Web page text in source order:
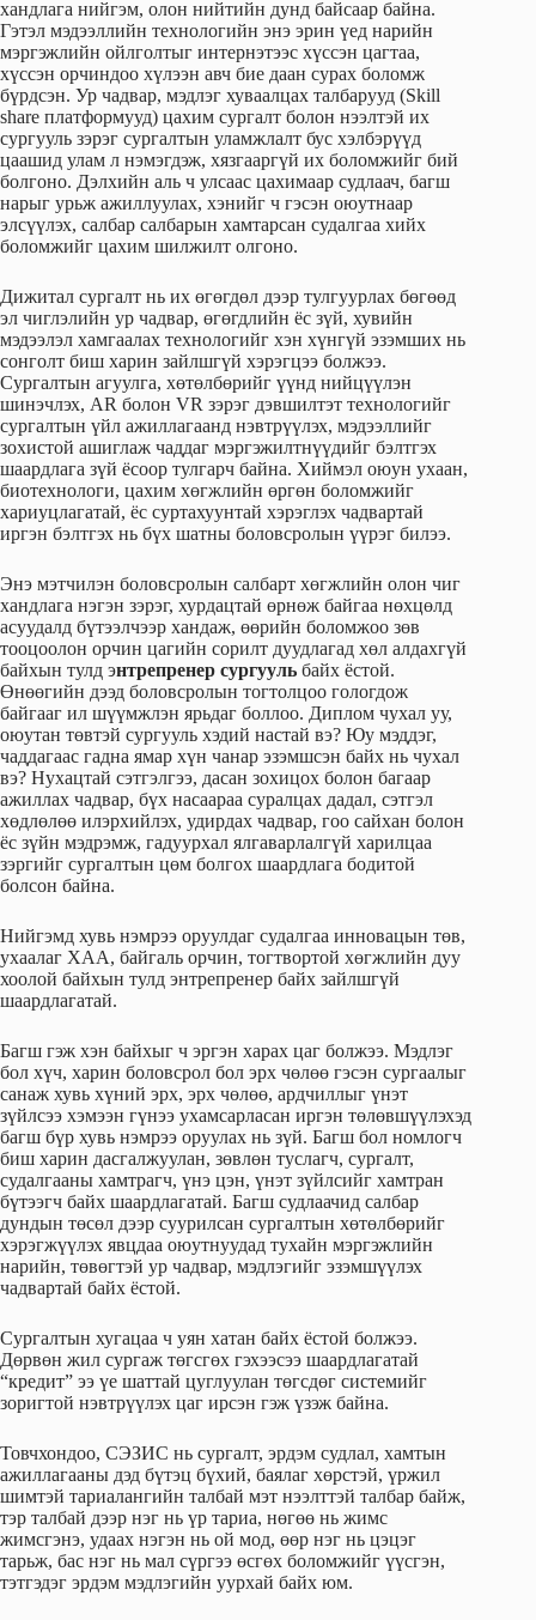
хандлага нийгэм, олон нийтийн дунд байсаар байна.
Гэтэл мэдээллийн технологийн энэ эрин үед нарийн
мэргэжлийн ойлголтыг интернэтээс хүссэн цагтаа,
хүссэн орчиндоо хүлээн авч бие даан сурах боломж
бүрдсэн. Ур чадвар, мэдлэг хуваалцах талбарууд (Skill
share платформууд) цахим сургалт болон нээлтэй их
сургууль зэрэг сургалтын уламжлалт бус хэлбэрүүд
цаашид улам л нэмэгдэж, хязгааргүй их боломжийг бий
болгоно. Дэлхийн аль ч улсаас цахимаар судлаач, багш
нарыг урьж ажиллуулах, хэнийг ч гэсэн оюутнаар
элсүүлэх, салбар салбарын хамтарсан судалгаа хийх
боломжийг цахим шилжилт олгоно.
Дижитал сургалт нь их өгөгдөл дээр тулгуурлах бөгөөд
эл чиглэлийн ур чадвар, өгөгдлийн ёс зүй, хувийн
мэдээлэл хамгаалах технологийг хэн хүнгүй эзэмших нь
сонголт биш харин зайлшгүй хэрэгцээ болжээ.
Сургалтын агуулга, хөтөлбөрийг үүнд нийцүүлэн
шинэчлэх, AR болон VR зэрэг дэвшилтэт технологийг
сургалтын үйл ажиллагаанд нэвтрүүлэх, мэдээллийг
зохистой ашиглаж чаддаг мэргэжилтнүүдийг бэлтгэх
шаардлага зүй ёсоор тулгарч байна. Хиймэл оюун ухаан,
биотехнологи, цахим хөгжлийн өргөн боломжийг
хариуцлагатай, ёс суртахуунтай хэрэглэх чадвартай
иргэн бэлтгэх нь бүх шатны боловсролын үүрэг билээ.
Энэ мэтчилэн боловсролын салбарт хөгжлийн олон чиг
хандлага нэгэн зэрэг, хурдацтай өрнөж байгаа нөхцөлд
асуудалд бүтээлчээр хандаж, өөрийн боломжоо зөв
тооцоолон орчин цагийн сорилт дуудлагад хөл алдахгүй
байхын тулд энтрепренер сургууль байх ёстой.
Өнөөгийн дээд боловсролын тогтолцоо гологдож
байгааг ил шүүмжлэн ярьдаг боллоо. Диплом чухал уу,
оюутан төвтэй сургууль хэдий настай вэ? Юу мэддэг,
чаддагаас гадна ямар хүн чанар эзэмшсэн байх нь чухал
вэ? Нухацтай сэтгэлгээ, дасан зохицох болон багаар
ажиллах чадвар, бүх насаараа суралцах дадал, сэтгэл
хөдлөлөө илэрхийлэх, удирдах чадвар, гоо сайхан болон
ёс зүйн мэдрэмж, гадуурхал ялгаварлалгүй харилцаа
зэргийг сургалтын цөм болгох шаардлага бодитой
болсон байна.
Нийгэмд хувь нэмрээ оруулдаг судалгаа инновацын төв,
ухаалаг ХАА, байгаль орчин, тогтвортой хөгжлийн дуу
хоолой байхын тулд энтрепренер байх зайлшгүй
шаардлагатай.
Багш гэж хэн байхыг ч эргэн харах цаг болжээ. Мэдлэг
бол хүч, харин боловсрол бол эрх чөлөө гэсэн сургаалыг
санаж хувь хүний эрх, эрх чөлөө, ардчиллыг үнэт
зүйлсээ хэмээн гүнээ ухамсарласан иргэн төлөвшүүлэхэд
багш бүр хувь нэмрээ оруулах нь зүй. Багш бол номлогч
биш харин дасгалжуулан, зөвлөн туслагч, сургалт,
судалгааны хамтрагч, үнэ цэн, үнэт зүйлсийг хамтран
бүтээгч байх шаардлагатай. Багш судлаачид салбар
дундын төсөл дээр суурилсан сургалтын хөтөлбөрийг
хэрэгжүүлэх явцдаа оюутнуудад тухайн мэргэжлийн
нарийн, төвөгтэй ур чадвар, мэдлэгийг эзэмшүүлэх
чадвартай байх ёстой.
Сургалтын хугацаа ч уян хатан байх ёстой болжээ.
Дөрвөн жил сургаж төгсгөх гэхээсээ шаардлагатай
“кредит” ээ үе шаттай цуглуулан төгсдөг системийг
зоригтой нэвтрүүлэх цаг ирсэн гэж үзэж байна.
Товчхондоо, СЭЗИС нь сургалт, эрдэм судлал, хамтын
ажиллагааны дэд бүтэц бүхий, баялаг хөрстэй, үржил
шимтэй тариалангийн талбай мэт нээлттэй талбар байж,
тэр талбай дээр нэг нь үр тариа, нөгөө нь жимс
жимсгэнэ, удаах нэгэн нь ой мод, өөр нэг нь цэцэг
тарьж, бас нэг нь мал сүргээ өсгөх боломжийг үүсгэн,
тэтгэдэг эрдэм мэдлэгийн уурхай байх юм.